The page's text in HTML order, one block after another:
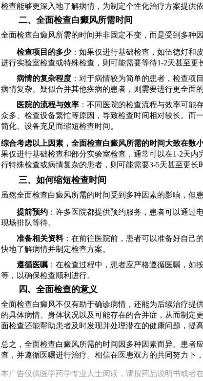
检查能够更深入地了解病情，为制定个性化治疗方案提供依
二、全面检查白癜风所需时间
全面检查白癜风所需的时间并非固定不变，而是受到多种因
检查项目的多少：如果仅进行基础检查，如伍德灯和
进行实验室检查或特殊检查，则可能需要等待1-2天甚至更
病情的复杂程度：对于病情较为简单的患者，检查项
病情复杂、疑似合并其他疾病的患者，则需要进行更全面
医院的流程与效率：不同医院的检查流程与效率可能
众多、检查设备繁忙等原因，导致检查时间相对较长。而
简化、设备充足而缩短检查时间。
综合考虑以上因素，全面检查白癜风所需的时间大致在数
果仅进行基础检查和部分实验室检查，通常可以在1-2天
行特殊检查或病情复杂的患者，则可能需要3-5天甚至更长
三、如何缩短检查时间
虽然全面检查白癜风所需的时间受到多种因素的影响，但
提前预约：许多医院都提供预约服务，患者可以通过
现场排队等待。
准备相关资料：在前往医院前，患者可以准备好自己
快地了解病情并制定检查方案。
遵循医嘱：在检查过程中，患者应严格遵循医嘱，如
等，以确保检查顺利进行。
四、全面检查的意义
全面检查白癜风不仅有助于确诊病情，还能为后续治疗提
的具体病情、身体状况以及可能存在的合并症，从而制定
面检查还能帮助患者及时发现并处理潜在的健康问题，提高
总之，全面检查白癜风所需的时间因多种因素而异。患者
查，并遵循医嘱进行治疗。相信在医患双方的共同努力下
本广告仅供医学药学专业人士阅读，请按药品说明书或者